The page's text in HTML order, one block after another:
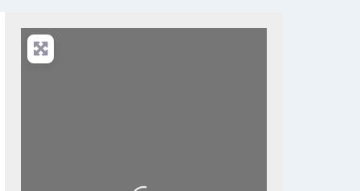
Loading...